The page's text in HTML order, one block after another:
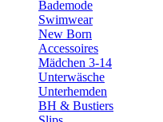
Bademode
Swimwear
New Born
Accessoires
Mädchen 3-14
Unterwäsche
Unterhemden
BH & Bustiers